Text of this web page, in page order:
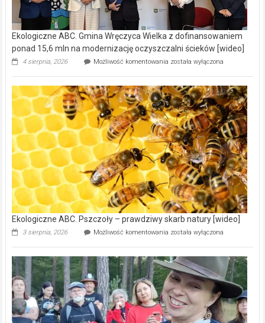
Ekologiczne ABC. Gmina Wręczyca Wielka z dofinansowaniem
ponad 15,6 mln na modernizację oczyszczalni ścieków [wideo]
4 sierpnia, 2026 Możliwość komentowania Ekologiczne
Wręczyca
Wielka
z
dofinansowaniem
ponad
15,6
mln
na
modernizację
oczyszczalni
ścieków
[wideo]
została wyłączona
Ekologiczne ABC. Pszczoły – prawdziwy skarb natury [wideo]
3 sierpnia, 2026 Możliwość komentowania Ekologiczne
–
prawdziwy
skarb
natury
[wideo]
została wyłączona